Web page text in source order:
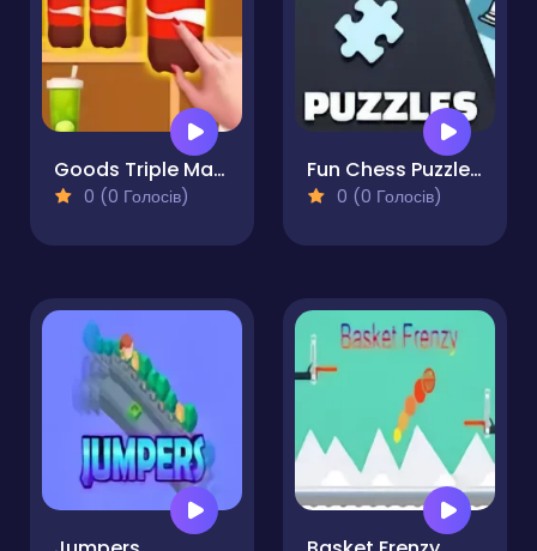
Goods Triple Match 3D
0 (0 Голосів)
Fun Chess Puzzles!
0 (0 Голосів)